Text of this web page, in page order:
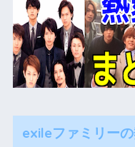
exileファミリー